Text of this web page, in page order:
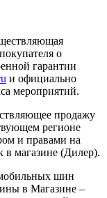
о
гарантии
и официально
мероприятий.
продажу
регионе
и правами на
магазине (Дилер).
шин
в Магазине –